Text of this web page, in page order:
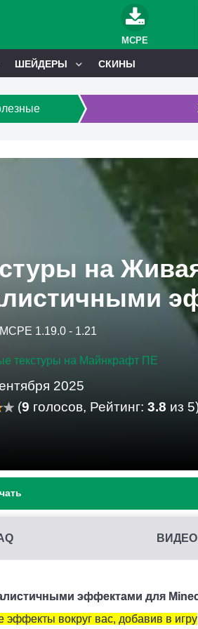
MCPE
ШЕЙДЕРЫ СКИНЫ
на
1.19.0 - 1.21
текстуры на Майнкрафт ПЕ
2025
(9 голосов, Рейтинг: 3.8 из
ВИДЕО
эффектами для
вокруг вас, добавив в игру